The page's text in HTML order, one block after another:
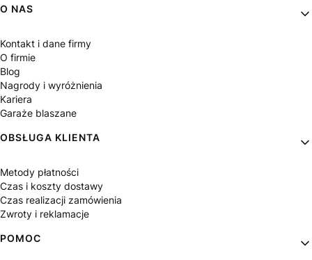
Linki w stopce
O NAS
Kontakt i dane firmy
O firmie
Blog
Nagrody i wyróżnienia
Kariera
Garaże blaszane
OBSŁUGA KLIENTA
Metody płatności
Czas i koszty dostawy
Czas realizacji zamówienia
Zwroty i reklamacje
POMOC